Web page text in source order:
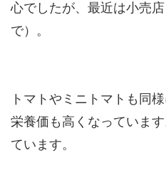
心でしたが、最近は小売
で）。
トマトやミニトマトも同
栄養価も高くなっていま
ています。